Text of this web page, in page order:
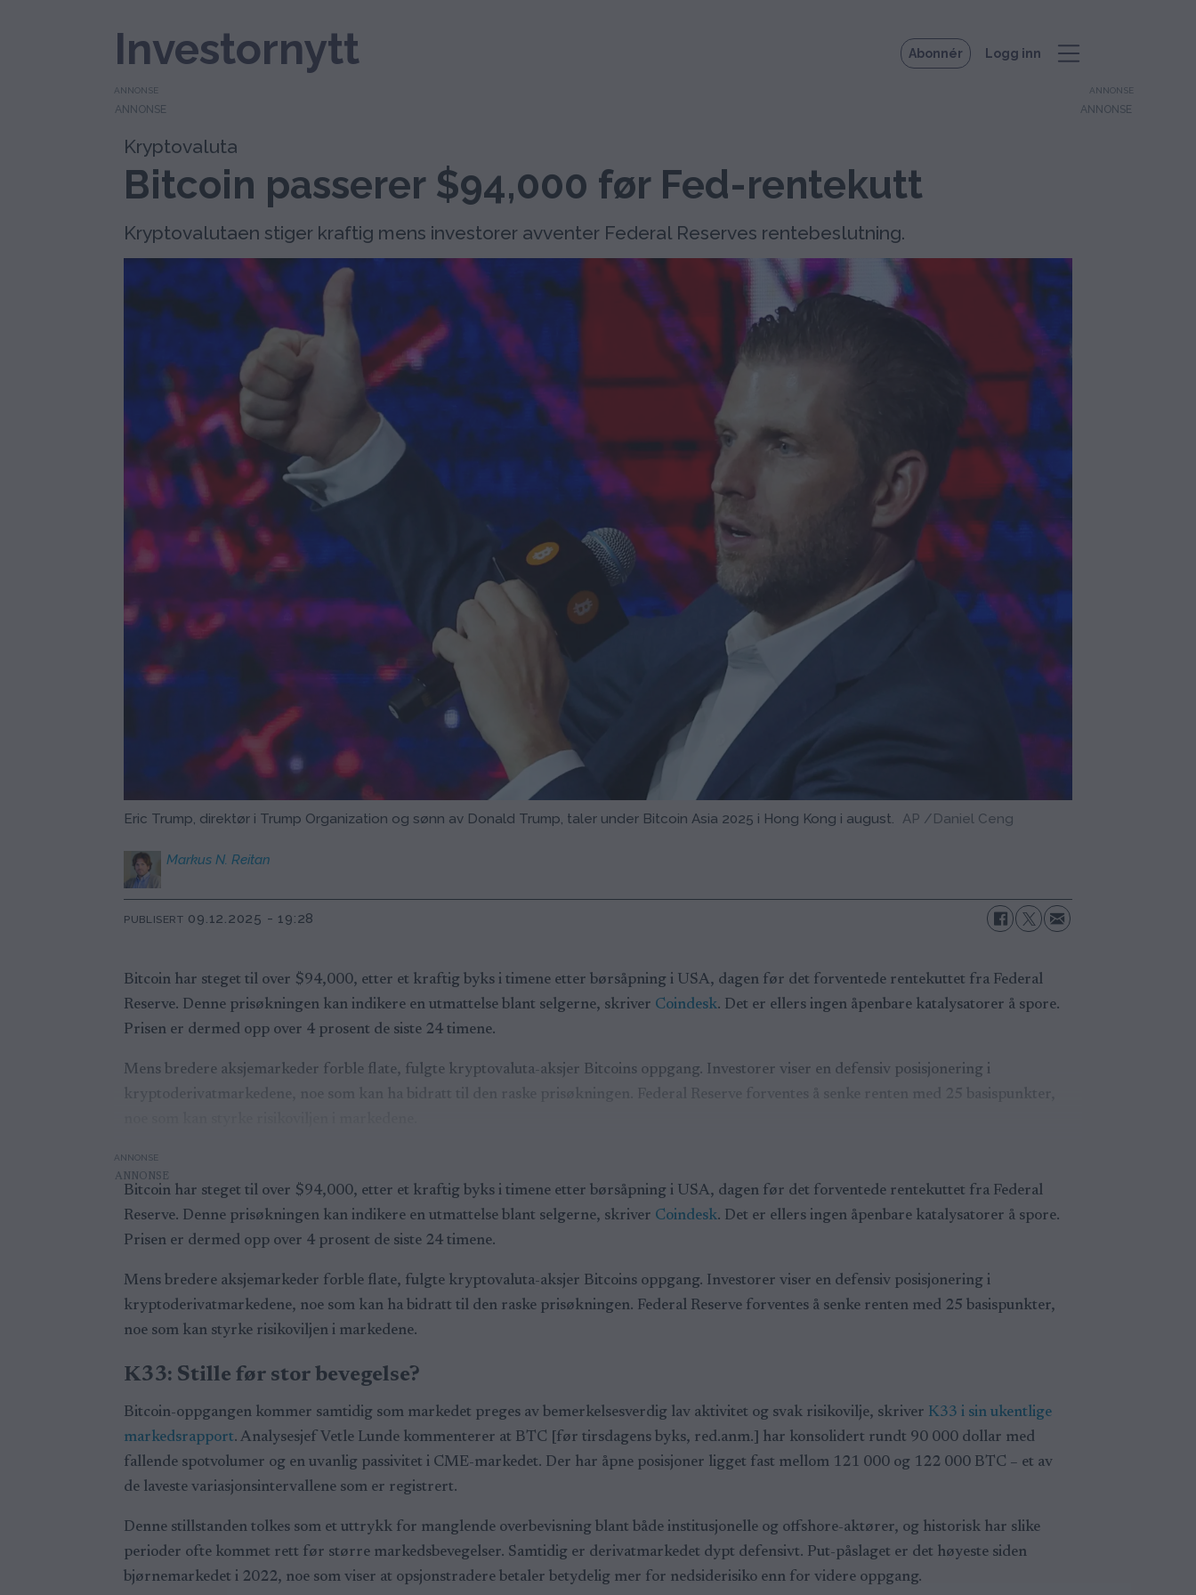
Investornytt Abonnér Logg inn
ANNONSE
Kryptovaluta
Bitcoin passerer $94,000 før Fed-rentekutt
Kryptovalutaen stiger kraftig mens investorer avventer Federal Reserves rentebeslutning.
Eric Trump, direktør i Trump Organization og sønn av Donald Trump, taler under Bitcoin Asia 2025 i Hong Kong i august. AP /Daniel Ceng
Markus N. Reitan
PUBLISERT 09.12.2025 - 19:28
Bitcoin har steget til over $94,000, etter et kraftig byks i timene etter børsåpning i USA, dagen før det forventede rentekuttet fra Federal
Reserve. Denne prisøkningen kan indikere en utmattelse blant selgerne, skriver Coindesk. Det er ellers ingen åpenbare katalysatorer å spore.
Prisen er dermed opp over 4 prosent de siste 24 timene.
Mens bredere aksjemarkeder forble flate, fulgte kryptovaluta-aksjer Bitcoins oppgang. Investorer viser en defensiv posisjonering i
kryptoderivatmarkedene, noe som kan ha bidratt til den raske prisøkningen. Federal Reserve forventes å senke renten med 25 basispunkter,
ANNONSE
Bitcoin har steget til over $94,000, etter et kraftig byks i timene etter børsåpning i USA, dagen før det forventede rentekuttet fra Federal
Reserve. Denne prisøkningen kan indikere en utmattelse blant selgerne, skriver Coindesk. Det er ellers ingen åpenbare katalysatorer å spore.
Prisen er dermed opp over 4 prosent de siste 24 timene.
Mens bredere aksjemarkeder forble flate, fulgte kryptovaluta-aksjer Bitcoins oppgang. Investorer viser en defensiv posisjonering i
kryptoderivatmarkedene, noe som kan ha bidratt til den raske prisøkningen. Federal Reserve forventes å senke renten med 25 basispunkter,
noe som kan styrke risikoviljen i markedene.
K33: Stille før stor bevegelse?
Bitcoin-oppgangen kommer samtidig som markedet preges av bemerkelsesverdig lav aktivitet og svak risikovilje, skriver K33 i sin ukentlige
markedsrapport. Analysesjef Vetle Lunde kommenterer at BTC [før tirsdagens byks, red.anm.] har konsolidert rundt 90 000 dollar med
fallende spotvolumer og en uvanlig passivitet i CME-markedet. Der har åpne posisjoner ligget fast mellom 121 000 og 122 000 BTC – et av
de laveste variasjonsintervallene som er registrert.
Denne stillstanden tolkes som et uttrykk for manglende overbevisning blant både institusjonelle og offshore-aktører, og historisk har slike
perioder ofte kommet rett før større markedsbevegelser. Samtidig er derivatmarkedet dypt defensivt. Put-påslaget er det høyeste siden
bjørnemarkedet i 2022, noe som viser at opsjonstradere betaler betydelig mer for nedsiderisiko enn for videre oppgang.
ANNONSE